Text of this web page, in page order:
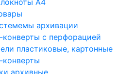
A4
архивации
конверты с перфорацией
пластиковые, картонные
конверты
архивные